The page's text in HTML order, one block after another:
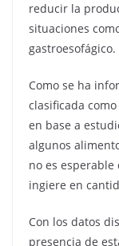
reducir la
situaciones
gastroesofágico.
Como se ha
clasificada
en base a
algunos
no es
ingiere en
Con los datos
presencia de